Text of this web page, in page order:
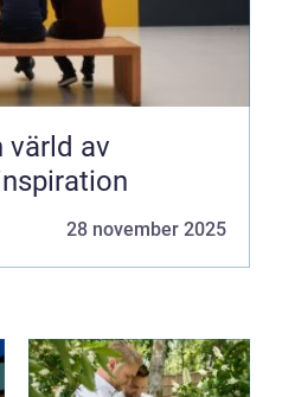
värld av
28 november 2025